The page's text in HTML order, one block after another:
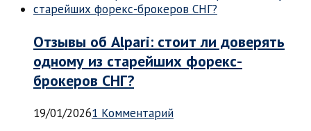
Отзывы об Alpari: стоит ли доверять
одному из старейших форекс-
брокеров СНГ?
19/01/20261 Комментарий